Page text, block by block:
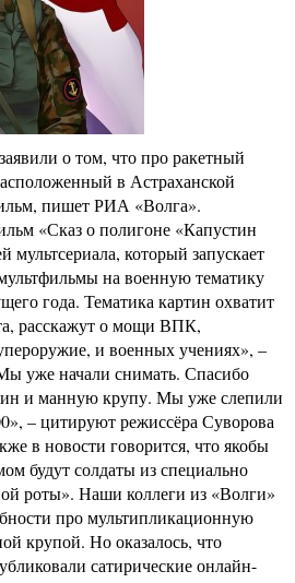
о том, что про ракетный
в Астраханской
пишет РИА «Волга».
«Сказ о полигоне «Капустин
мультсериала, который запускает
на военную тематику
года. Тематика картин охватит
расскажут о мощи ВПК,
и военных учениях», –
уже начали снимать. Спасибо
и манную крупу. Мы уже слепили
– цитируют режиссёра Суворова
в новости говорится, что якобы
будут солдаты из специально
роты». Наши коллеги из «Волги»
про мультипликационную
крупой. Но оказалось, что
сатирические онлайн-